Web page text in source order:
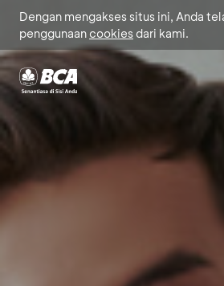
Dengan mengakses situs ini, Anda
penggunaan cookies dari kami.